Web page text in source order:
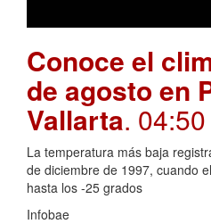
Conoce el
de agosto en
Vallarta. 04:50
La temperatura más baja
de diciembre de 1997, cuando
hasta los -25 grados
Infobae